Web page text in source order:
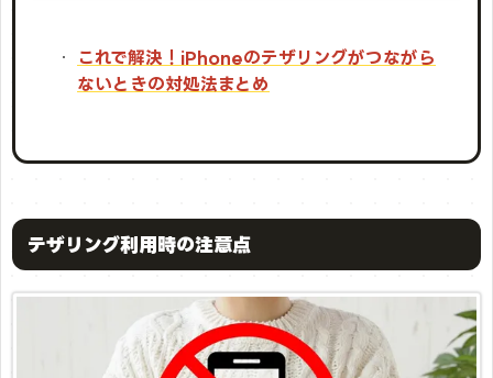
これで解決！iPhoneのテザリングがつながら
ないときの対処法まとめ
テザリング利用時の注意点